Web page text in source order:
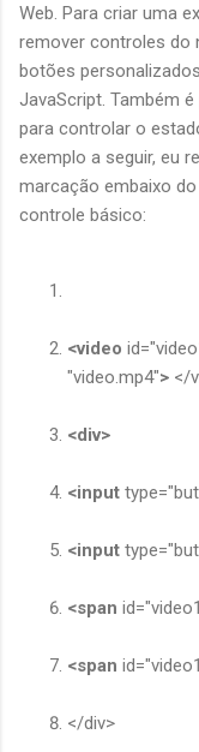
Web. Para criar uma
remover controles do
botões
JavaScript. Também
para controlar o
exemplo a seguir, eu
marcação embaixo
controle básico:
<video
"video.mp4"> </
<div>
<input
<input
<span
<span
</div>